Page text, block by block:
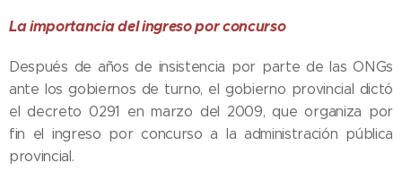
La importancia del ingreso por concurso
Después de años de insistencia por parte de las ONGs
ante los gobiernos de turno, el gobierno provincial dictó
el decreto 0291 en marzo del 2009, que organiza por
fin el ingreso por concurso a la administración pública
provincial.